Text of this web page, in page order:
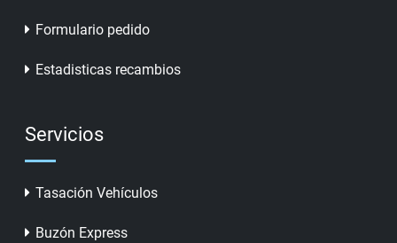
Formulario pedido
Estadisticas recambios
Servicios
Tasación Vehículos
Buzón Express